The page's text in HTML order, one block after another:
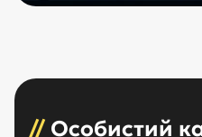
// Особистий